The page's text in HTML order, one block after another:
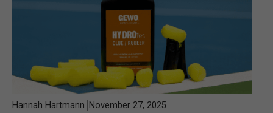
Hannah Hartmann November 27, 2025